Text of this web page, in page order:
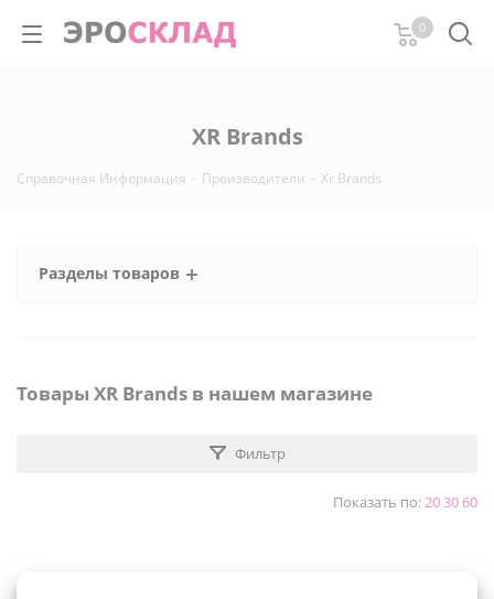
0
XR Brands
Справочная Информация - Производители - Xr Brands
Разделы товаров
Товары XR Brands в нашем магазине
Фильтр
Показать по:203060